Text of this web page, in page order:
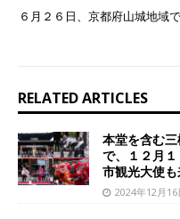
６月２６日、京都府山城地域
RELATED ARTICLES
本堂を含む三
で、１２月
市観光大使も
2024年12月16